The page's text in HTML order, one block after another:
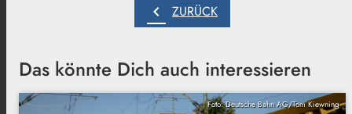
chevron_left ZURÜCK
Das könnte Dich auch interessieren
Foto: Deutsche Bahn AG/Tom Kiewning